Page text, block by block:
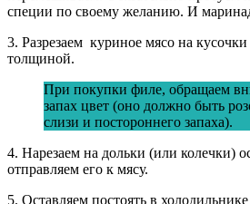
специи по своему желанию. И
3. Разрезаем куриное мясо на
толщиной.
При покупки филе, обращаем
запах цвет (оно должно быть
слизи и постороннего запаха).
4. Нарезаем на дольки (или колечки)
отправляем его к мясу.
5. Оставляем постоять в